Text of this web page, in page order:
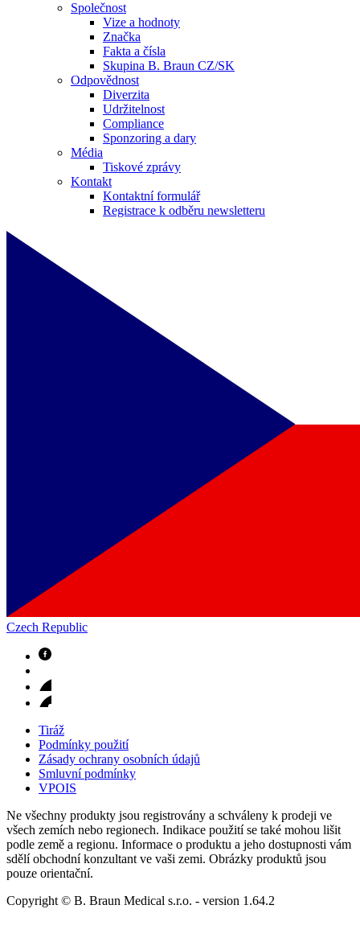
Společnost
Vize a hodnoty
Značka
Fakta a čísla
Skupina B. Braun CZ/SK
Odpovědnost
Diverzita
Udržitelnost
Compliance
Sponzoring a dary
Média
Tiskové zprávy
Kontakt
Kontaktní formulář
Registrace k odběru newsletteru
Czech Republic
Tiráž
Podmínky použití
Zásady ochrany osobních údajů
Smluvní podmínky
VPOIS
Ne všechny produkty jsou registrovány a schváleny k prodeji ve
všech zemích nebo regionech. Indikace použití se také mohou lišit
podle země a regionu. Informace o produktu a jeho dostupnosti vám
sdělí obchodní konzultant ve vaši zemi. Obrázky produktů jsou
pouze orientační.
Copyright © B. Braun Medical s.r.o. - version 1.64.2